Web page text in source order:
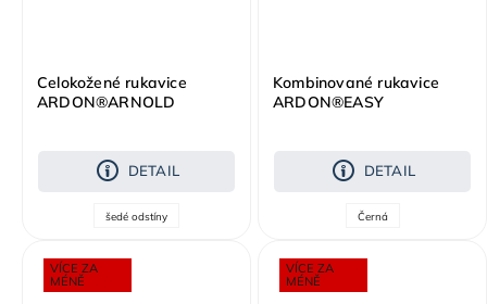
Celokožené rukavice
ARDON®ARNOLD
DETAIL
šedé odstíny
Kombinované rukavice
ARDON®EASY
DETAIL
Černá
VÍCE ZA
MÉNĚ
VÍCE ZA
MÉNĚ